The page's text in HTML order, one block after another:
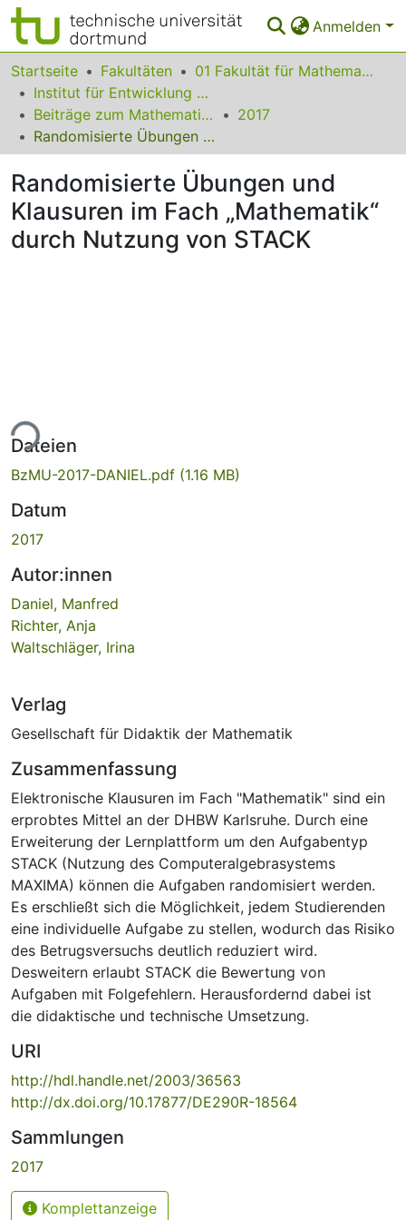
Anmelden
Bereiche & Sammlungen
Das gesamte Repositorium
Statistiken
FAQ
Leitlinien
Zurück zur Startseite
Startseite Fakultäten
01 Fakultät für Mathematik
Institut für Entwicklung und Erforschung des Mathematikunterrichts
Beiträge zum Mathematikunterricht
2017
Randomisierte Übungen und Klausuren im Fach „Mathematik“ durch Nutzung von STACK
Randomisierte Übungen und
Klausuren im Fach „Mathematik“
durch Nutzung von STACK
Dateien
BzMU-2017-DANIEL.pdf (1.16 MB)
Datum
2017
Autor:innen
Daniel, Manfred
Richter, Anja
Waltschläger, Irina
Verlag
Gesellschaft für Didaktik der Mathematik
Zusammenfassung
Elektronische Klausuren im Fach "Mathematik" sind ein
erprobtes Mittel an der DHBW Karlsruhe. Durch eine
Erweiterung der Lernplattform um den Aufgabentyp
STACK (Nutzung des Computeralgebrasystems
MAXIMA) können die Aufgaben randomisiert werden.
Es erschließt sich die Möglichkeit, jedem Studierenden
eine individuelle Aufgabe zu stellen, wodurch das Risiko
des Betrugsversuchs deutlich reduziert wird.
Desweitern erlaubt STACK die Bewertung von
Aufgaben mit Folgefehlern. Herausfordernd dabei ist
die didaktische und technische Umsetzung.
URI
http://hdl.handle.net/2003/36563
http://dx.doi.org/10.17877/DE290R-18564
Sammlungen
2017
Komplettanzeige